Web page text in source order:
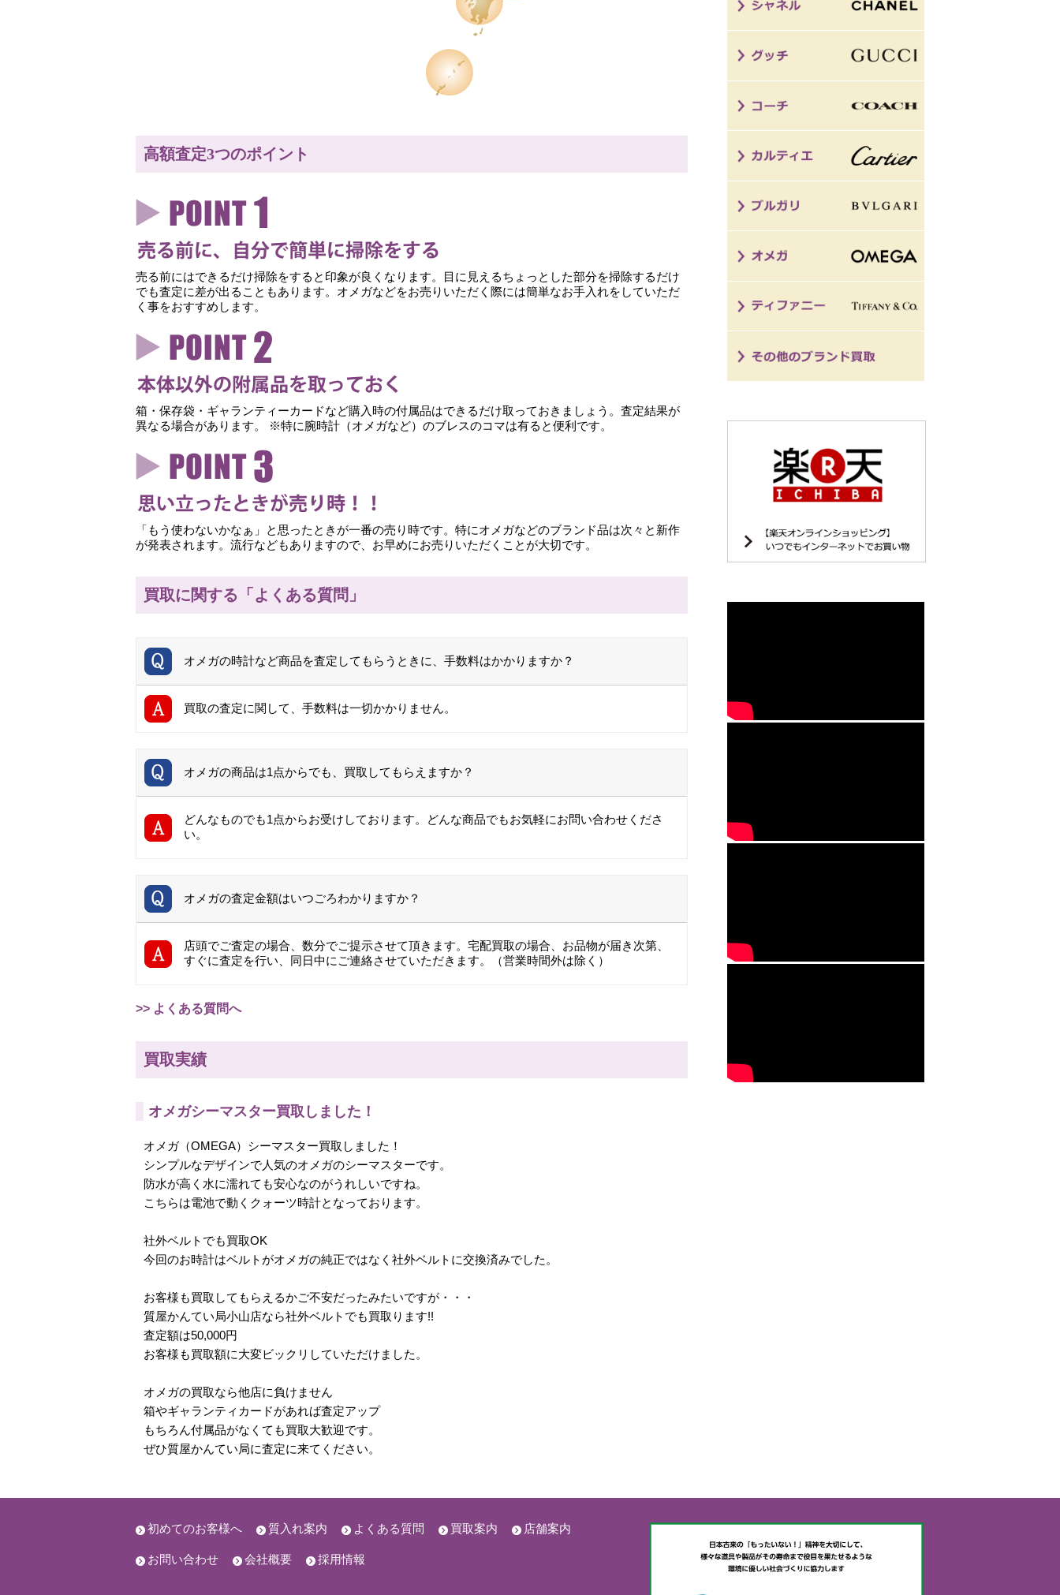
高額査定3つのポイント
売る前にはできるだけ掃除をすると印象が良くなります。目に見えるちょっとした部分を掃除するだけ
でも査定に差が出ることもあります。オメガなどをお売りいただく際には簡単なお手入れをしていただ
く事をおすすめします。
箱・保存袋・ギャランティーカードなど購入時の付属品はできるだけ取っておきましょう。査定結果が
異なる場合があります。 ※特に腕時計（オメガなど）のブレスのコマは有ると便利です。
「もう使わないかなぁ」と思ったときが一番の売り時です。特にオメガなどのブランド品は次々と新作
が発表されます。流行などもありますので、お早めにお売りいただくことが大切です。
買取に関する「よくある質問」
オメガの時計など商品を査定してもらうときに、手数料はかかりますか？
買取の査定に関して、手数料は一切かかりません。
オメガの商品は1点からでも、買取してもらえますか？
どんなものでも1点からお受けしております。どんな商品でもお気軽にお問い合わせくださ
い。
オメガの査定金額はいつごろわかりますか？
店頭でご査定の場合、数分でご提示させて頂きます。宅配買取の場合、お品物が届き次第、
すぐに査定を行い、同日中にご連絡させていただきます。（営業時間外は除く）
>> よくある質問へ
買取実績
オメガシーマスター買取しました！
オメガ（OMEGA）シーマスター買取しました！
シンプルなデザインで人気のオメガのシーマスターです。
防水が高く水に濡れても安心なのがうれしいですね。
こちらは電池で動くクォーツ時計となっております。
社外ベルトでも買取OK
今回のお時計はベルトがオメガの純正ではなく社外ベルトに交換済みでした。
お客様も買取してもらえるかご不安だったみたいですが・・・
質屋かんてい局小山店なら社外ベルトでも買取ります!!
査定額は50,000円
お客様も買取額に大変ビックリしていただけました。
オメガの買取なら他店に負けません
箱やギャランティカードがあれば査定アップ
もちろん付属品がなくても買取大歓迎です。
ぜひ質屋かんてい局に査定に来てください。
初めてのお客様へ 質入れ案内 よくある質問 買取案内 店舗案内
お問い合わせ 会社概要 採用情報